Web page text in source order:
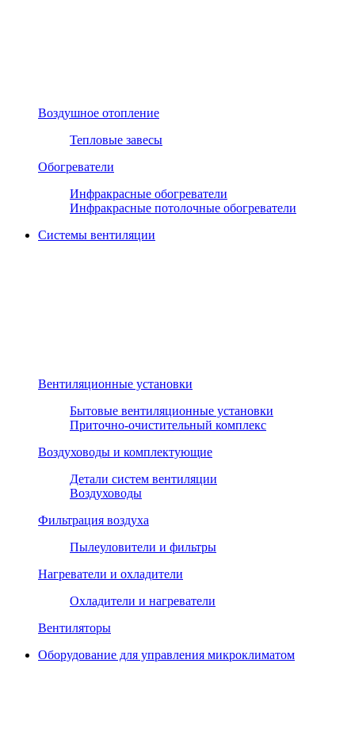
Воздушное отопление
Тепловые завесы
Обогреватели
Инфракрасные обогреватели
Инфракрасные потолочные обогреватели
Системы вентиляции
Вентиляционные установки
Бытовые вентиляционные установки
Приточно-очистительный комплекс
Воздуховоды и комплектующие
Детали систем вентиляции
Воздуховоды
Фильтрация воздуха
Пылеуловители и фильтры
Нагреватели и охладители
Охладители и нагреватели
Вентиляторы
Оборудование для управления микроклиматом